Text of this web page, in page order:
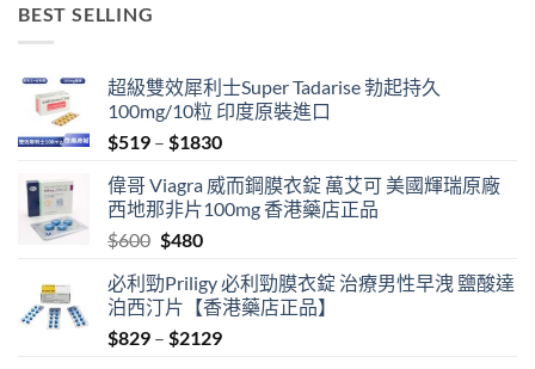
BEST SELLING
超級雙效犀利士Super Tadarise 勃起持久
100mg/10粒 印度原裝進口
$519 – $1830Price
$519
through
偉哥 Viagra 威而鋼膜衣錠 萬艾可 美國輝瑞原廠
西地那非片100mg 香港藥店正品
$600 Original
was:
$600.
$480Current
is:
$480.
必利勁Priligy 必利勁膜衣錠 治療男性早洩 鹽酸達
泊西汀片【香港藥店正品】
$829 – $2129Price